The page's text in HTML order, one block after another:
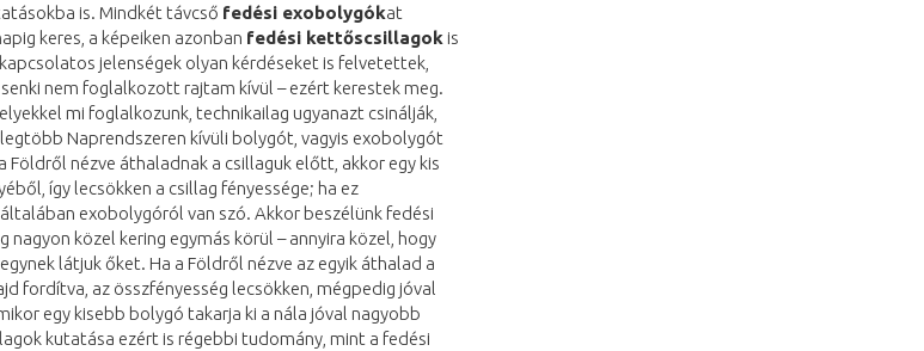
is. Mindkét távcső fedési exobolygókat
keres, a képeiken azonban fedési kettőscsillagok is
jelenségek olyan kérdéseket is felvetettek,
nem foglalkozott rajtam kívül – ezért kerestek meg.
mi foglalkozunk, technikailag ugyanazt csinálják,
Naprendszeren kívüli bolygót, vagyis exobolygót
Földről nézve áthaladnak a csillaguk előtt, akkor egy kis
így lecsökken a csillag fényessége; ha ez
exobolygóról van szó. Akkor beszélünk fedési
közel kering egymás körül – annyira közel, hogy
látjuk őket. Ha a Földről nézve az egyik áthalad a
fordítva, az összfényesség lecsökken, mégpedig jóval
egy kisebb bolygó takarja ki a nála jóval nagyobb
kutatása ezért is régebbi tudomány, mint a fedési